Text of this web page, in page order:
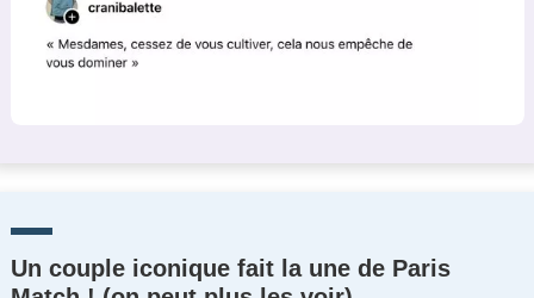
Un couple iconique fait la une de Paris